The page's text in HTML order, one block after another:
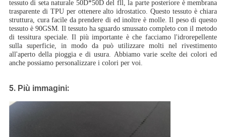
tessuto di seta naturale 50D*50D del fll, la parte posteriore è membrana
trasparente di TPU per ottenere alto idrostatico. Questo tessuto è chiara
struttura, cura facile da prendere di ed inoltre è molle. Il peso di questo
tessuto è 90GSM. Il tessuto ha sguardo smussato completo con il metodo
di tessitura speciale. Il più importante è che facciamo l'idrorepellente
sulla superficie, in modo da può utilizzare molti nel rivestimento
all'aperto della pioggia e di usura. Abbiamo varie scelte dei colori ed
anche possiamo personalizzare i colori per voi.
5. Più immagini: